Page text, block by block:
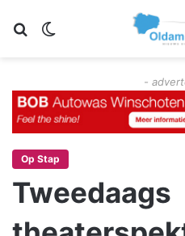
Zoeken
-
Op Stap
Tweedaags